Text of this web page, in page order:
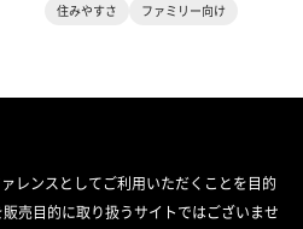
住みやすさ
ファミリー向け
レンスとしてご利用いただくことを目的
売目的に取り扱うサイトではございませ